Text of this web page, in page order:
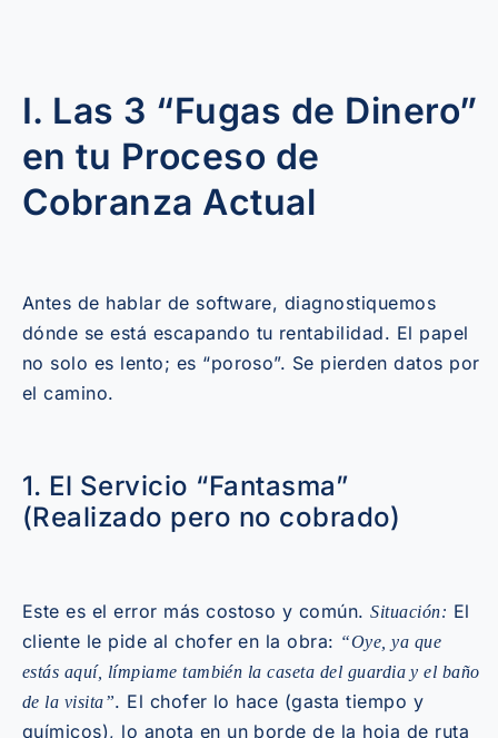
I. Las 3 “Fugas de Dinero”
en tu Proceso de
Cobranza Actual
Antes de hablar de software, diagnostiquemos
dónde se está escapando tu rentabilidad. El papel
no solo es lento; es “poroso”. Se pierden datos por
el camino.
1. El Servicio “Fantasma”
(Realizado pero no cobrado)
Este es el error más costoso y común.Situación: El
cliente le pide al chofer en la obra: “Oye, ya que
estás aquí, límpiame también la caseta del guardia y el baño
de la visita”. El chofer lo hace (gasta tiempo y
químicos), lo anota en un borde de la hoja de ruta